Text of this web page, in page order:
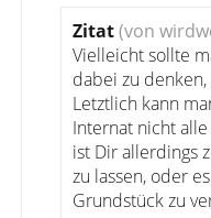
Zitat(von
Vielleicht sollte
dabei zu
Letztlich kann
Internat nicht
ist Dir allerdings
zu lassen, oder
Grundstück zu